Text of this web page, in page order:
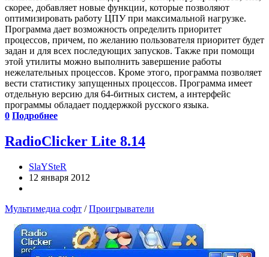
скорее, добавляет новые функции, которые позволяют
оптимизировать работу ЦПУ при максимальной нагрузке.
Программа дает возможность определить приоритет
процессов, причем, по желанию пользователя приоритет будет
задан и для всех последующих запусков. Также при помощи
этой утилиты можно выполнить завершение работы
нежелательных процессов. Кроме этого, программа позволяет
вести статистику запущенных процессов. Программа имеет
отдельную версию для 64-битных систем, а интерфейс
программы обладает поддержкой русского языка.
0 Подробнее
RadioClicker Lite 8.14
SlaYSteR
12 января 2012
Мультимедиа софт /Проигрыватели